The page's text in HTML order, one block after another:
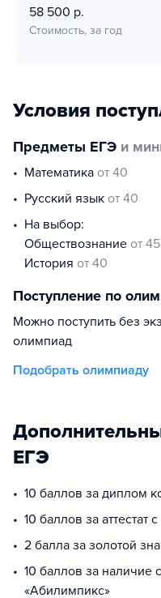
58 500 р.
Стоимость, за год
Условия
Предметы ЕГЭ и
математика от 40
русский язык от 40
На выбор:
обществознание от 45
история от 40
Поступление по
Можно поступить без
олимпиад
Подобрать олимпиаду
ЕГЭ
10 баллов за диплом
10 баллов за аттестат
2 балла за золотой
10 баллов за наличие
«Абилимпикс»